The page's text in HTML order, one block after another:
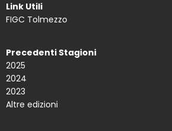
Link Utili
FIGC Tolmezzo
Precedenti Stagioni
2025
2024
2023
Altre edizioni